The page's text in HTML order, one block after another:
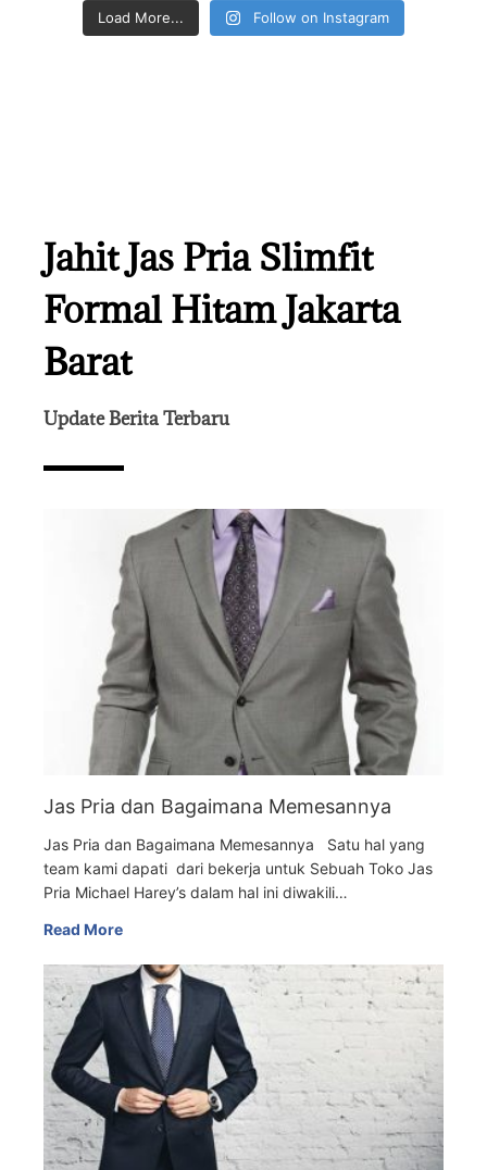
Load More... Follow on Instagram
Jahit Jas Pria Slimfit
Formal Hitam Jakarta
Barat
Update Berita Terbaru
Jas Pria dan Bagaimana Memesannya
Jas Pria dan Bagaimana Memesannya Satu hal yang
team kami dapati dari bekerja untuk Sebuah Toko Jas
Pria Michael Harey’s dalam hal ini diwakili…
Read More